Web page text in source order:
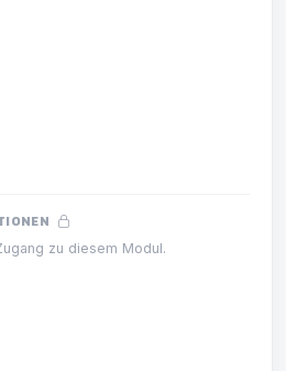
zu diesem Modul.